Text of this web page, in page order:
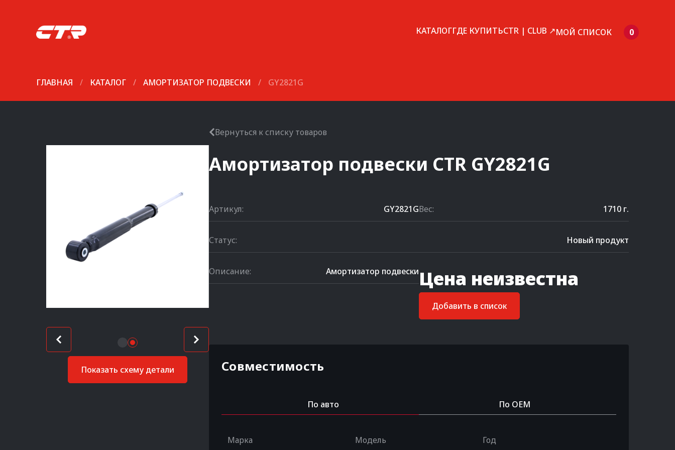
КАТАЛОГГДЕ КУПИТЬCTR | CLUB ↗МОЙ СПИСОК 0
ГЛАВНАЯ / КАТАЛОГ / АМОРТИЗАТОР ПОДВЕСКИ / GY2821G
Показать схему детали
Вернуться к списку товаров
Амортизатор подвески CTR GY2821G
Артикул: GY2821GВес: 1710 г.
Статус: Новый продукт
Описание: Амортизатор подвескиЦена неизвестна
Добавить в список
Совместимость
По авто По OEM
Марка Модель Год